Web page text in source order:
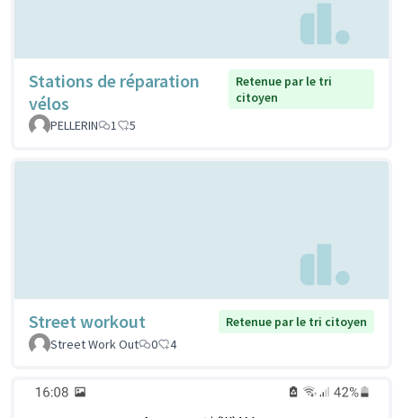
Stations de réparation
vélos
Retenue par le tri
citoyen
PELLERIN
1 5
Street workout
Retenue par le tri citoyen
Street Work Out
0 4